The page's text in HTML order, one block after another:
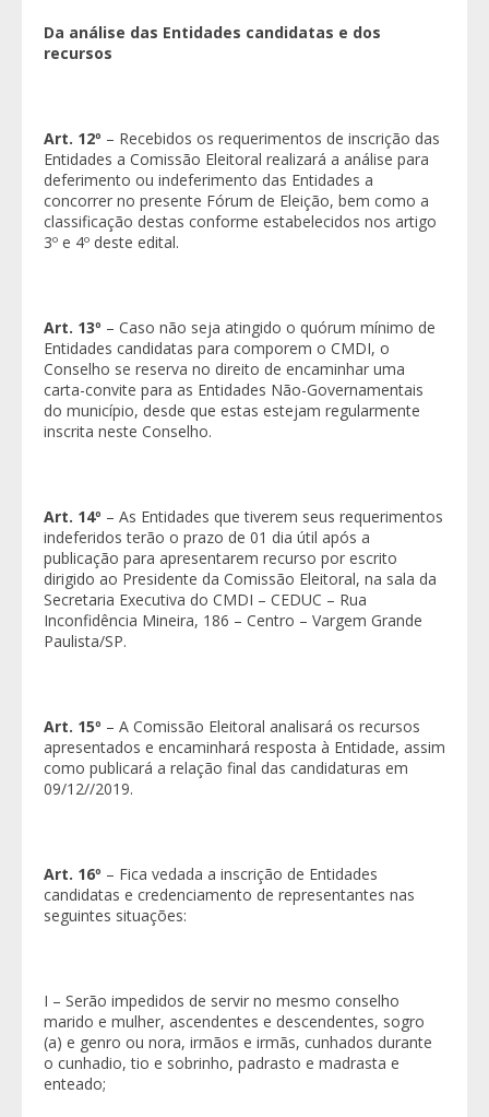
Da análise das Entidades candidatas e dos
recursos
Art. 12º – Recebidos os requerimentos de inscrição das
Entidades a Comissão Eleitoral realizará a análise para
deferimento ou indeferimento das Entidades a
concorrer no presente Fórum de Eleição, bem como a
classificação destas conforme estabelecidos nos artigo
3º e 4º deste edital.
Art. 13º – Caso não seja atingido o quórum mínimo de
Entidades candidatas para comporem o CMDI, o
Conselho se reserva no direito de encaminhar uma
carta-convite para as Entidades Não-Governamentais
do município, desde que estas estejam regularmente
inscrita neste Conselho.
Art. 14º – As Entidades que tiverem seus requerimentos
indeferidos terão o prazo de 01 dia útil após a
publicação para apresentarem recurso por escrito
dirigido ao Presidente da Comissão Eleitoral, na sala da
Secretaria Executiva do CMDI – CEDUC – Rua
Inconfidência Mineira, 186 – Centro – Vargem Grande
Paulista/SP.
Art. 15º – A Comissão Eleitoral analisará os recursos
apresentados e encaminhará resposta à Entidade, assim
como publicará a relação final das candidaturas em
09/12//2019.
Art. 16º – Fica vedada a inscrição de Entidades
candidatas e credenciamento de representantes nas
seguintes situações:
I – Serão impedidos de servir no mesmo conselho
marido e mulher, ascendentes e descendentes, sogro
(a) e genro ou nora, irmãos e irmãs, cunhados durante
o cunhadio, tio e sobrinho, padrasto e madrasta e
enteado;